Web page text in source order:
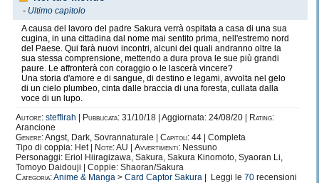
- Ultimo capitolo
A causa del lavoro del padre Sakura verrà ospitata a casa di una sua
cugina, in una cittadina dal nome mai sentito prima, nell'estremo nord
del Paese. Qui farà nuovi incontri, alcuni dei quali andranno oltre la
sua stessa comprensione, mettendo a dura prova le sue più grandi
paure. Le affronterà con coraggio o le lascerà vincere?
Una storia d'amore e di sangue, di destino e legami, avvolta nel gelo
di un cielo plumbeo, cinta dalle braccia di una foresta, cullata dalla
voce di un lupo.
Autore: steffirah Pubblicata: 31/10/18 | Aggiornata: 24/08/20 |
Rating:
Arancione
Genere:Angst, Dark, Sovrannaturale | Capitoli: 44 | Completa
Tipo di coppia: Het |
Note:AU | Avvertimenti: Nessuno
Personaggi: Eriol Hiiragizawa, Sakura, Sakura Kinomoto, Syaoran Li,
Tomoyo Daidouji | Coppie: Shaoran/Sakura
Categoria:Anime & Manga > Card Captor Sakura | Leggi le 70 recensioni